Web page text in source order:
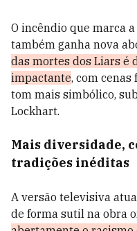
O incêndio que marca
também ganha nova
das mortes dos Liars é
impactante, com
tom mais simbólico,
Lockhart.
Mais diversidade,
tradições inéditas
A versão televisiva
de forma sutil na obra